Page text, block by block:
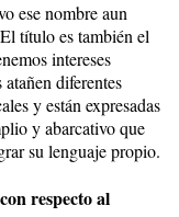
ese nombre aun
título es también el
intereses
diferentes
y están expresadas
y abarcativo que
su lenguaje propio.
respecto al